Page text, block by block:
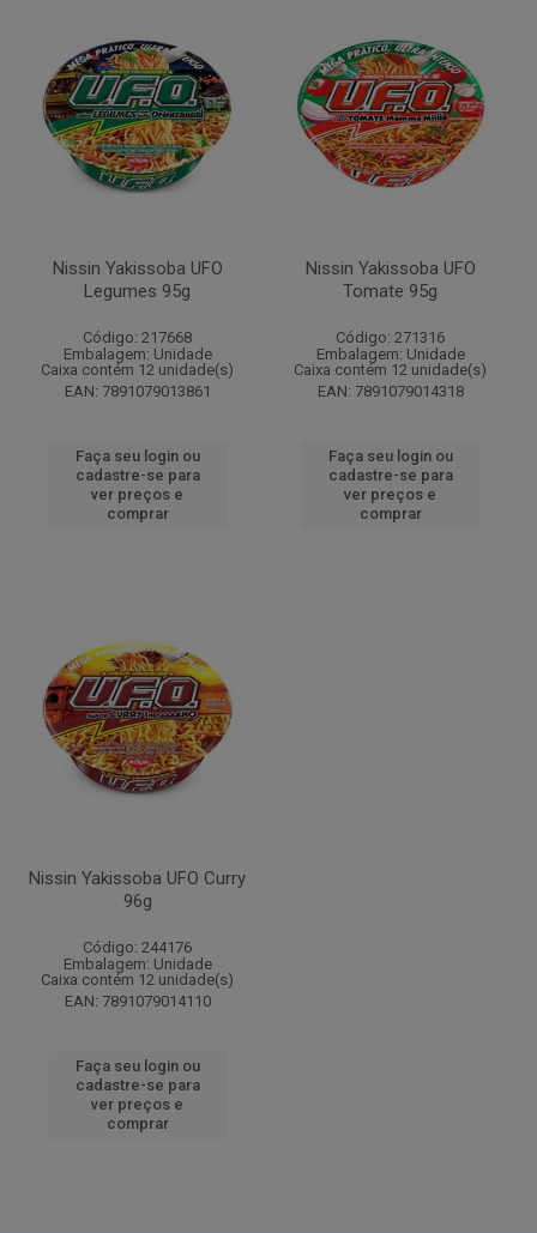
Nissin Yakissoba UFO
Legumes 95g
Código: 217668
Embalagem: Unidade
Caixa contém 12 unidade(s)
EAN: 7891079013861
Faça seu login ou
cadastre-se para
ver preços e
comprar
Nissin Yakissoba UFO
Tomate 95g
Código: 271316
Embalagem: Unidade
Caixa contém 12 unidade(s)
EAN: 7891079014318
Faça seu login ou
cadastre-se para
ver preços e
comprar
Nissin Yakissoba UFO Curry
96g
Código: 244176
Embalagem: Unidade
Caixa contém 12 unidade(s)
EAN: 7891079014110
Faça seu login ou
cadastre-se para
ver preços e
comprar